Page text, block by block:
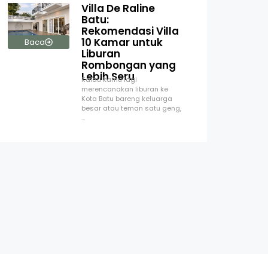
Baca
Villa De Raline
Batu:
Rekomendasi Villa
10 Kamar untuk
Liburan
Rombongan yang
Lebih Seru
Kalau kamu lagi
merencanakan liburan ke
Kota Batu bareng keluarga
besar atau teman satu geng,
…